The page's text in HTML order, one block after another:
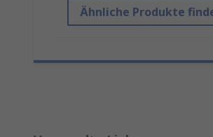
Ähnliche Produkte